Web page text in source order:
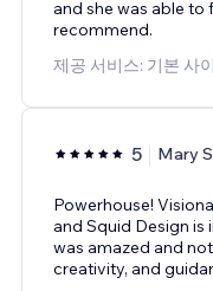
and she was able to
recommend.
제공 서비스: 기본 사
5 Mary
Powerhouse!
and Squid Design
was amazed and
creativity, and